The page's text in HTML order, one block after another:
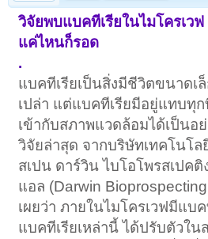
วิจัยพบแบคทีเรียในไมโครเว
แค่ไหนก็รอด
.
แบคทีเรียเป็นสิ่งมีชีวิตขนาดเ
เปล่า แต่แบคทีเรียมีอยู่แทบทุ
เข้ากับสภาพแวดล้อมได้เป็นอ
วิจัยล่าสุด จากบริษัทเทคโนโ
สเปน ดาร์วิน ไบโอโพรสเปคติ
แอล (Darwin
เผยว่า ภายในไมโครเวฟมีแบ
แบคทีเรียเหล่านี้ ได้ปรับตัวใน